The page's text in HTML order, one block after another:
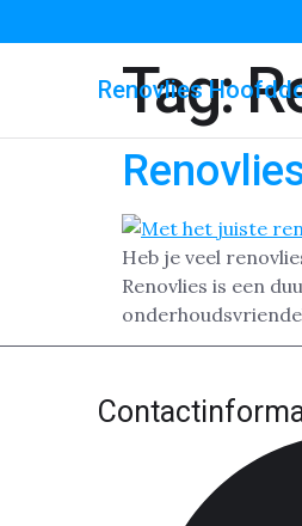
Renovlies
Tag:
Heb je veel
Renovlies is een